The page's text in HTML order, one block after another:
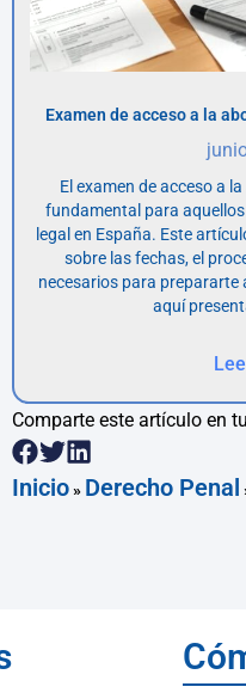
Examen de acceso a la
El examen de acceso a
fundamental para
legal en España. Este
sobre las fechas, el
necesarios para
aquí
Comparte este artículo en
Inicio» Derecho Penal